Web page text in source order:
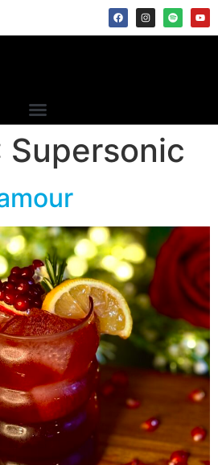
Supersonic